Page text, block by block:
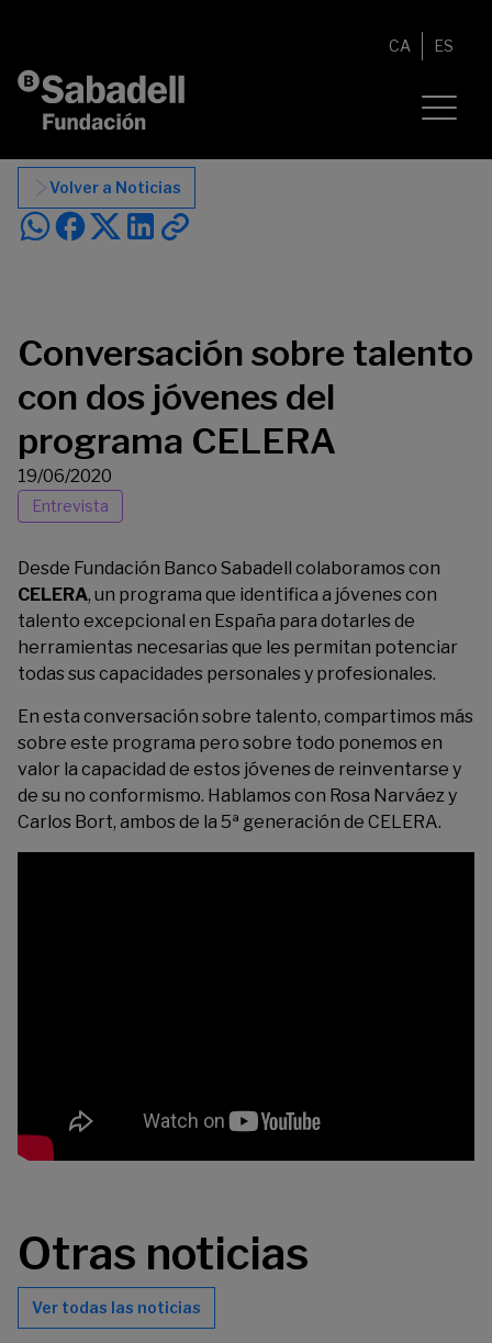
CA ES
Volver a Noticias
Conversación sobre talento
con dos jóvenes del
programa CELERA
19/06/2020
Entrevista
Desde Fundación Banco Sabadell colaboramos con
CELERA, un programa que identifica a jóvenes con
talento excepcional en España para dotarles de
herramientas necesarias que les permitan potenciar
todas sus capacidades personales y profesionales.
En esta conversación sobre talento, compartimos más
sobre este programa pero sobre todo ponemos en
valor la capacidad de estos jóvenes de reinventarse y
de su no conformismo. Hablamos con Rosa Narváez y
Carlos Bort, ambos de la 5ª generación de CELERA.
Otras noticias
Ver todas las noticias